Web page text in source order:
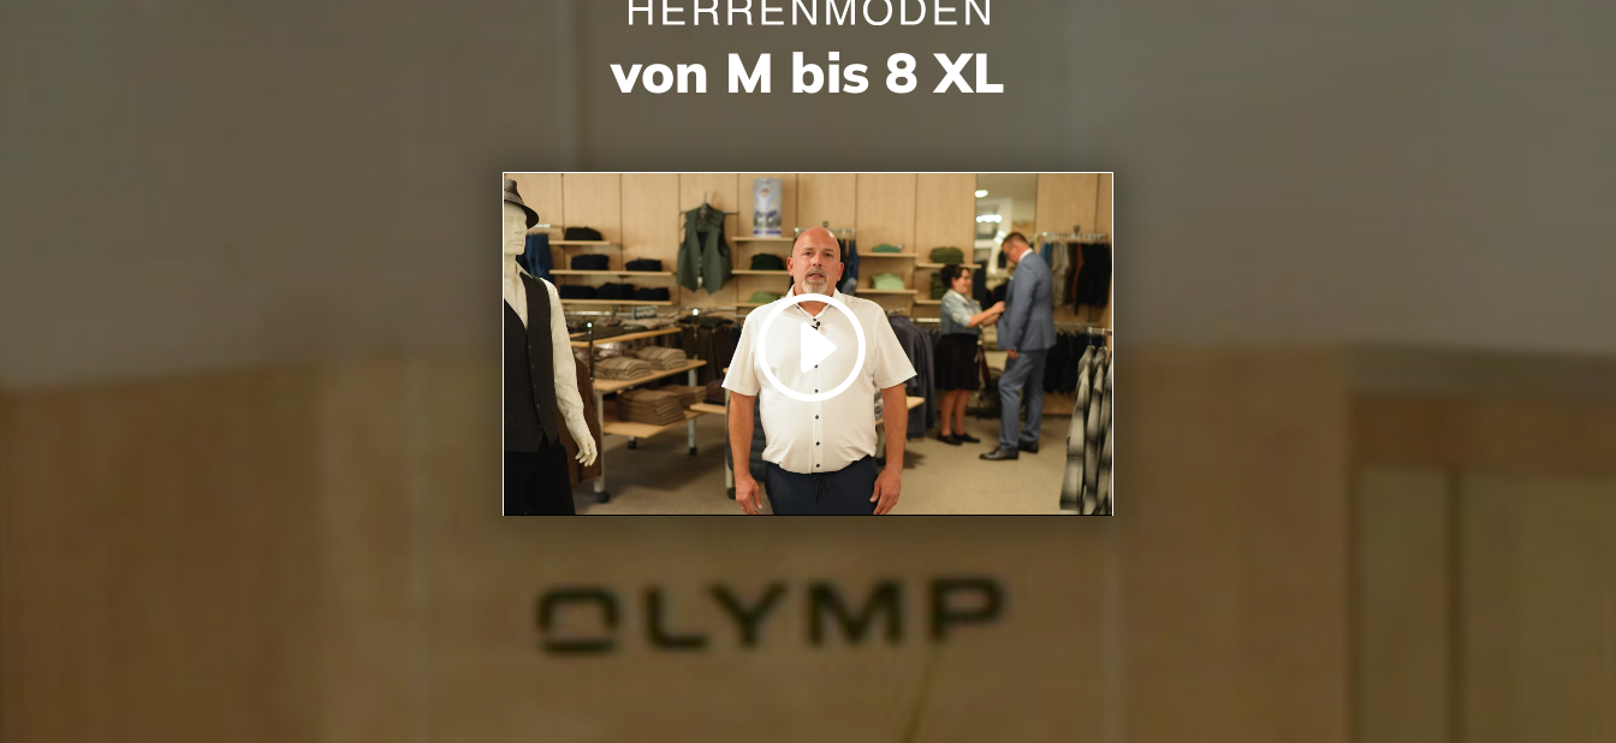
von M bis 8 XL